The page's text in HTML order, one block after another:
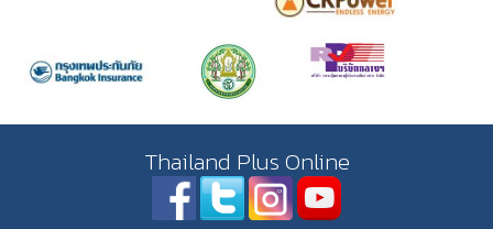
Thailand Plus Online